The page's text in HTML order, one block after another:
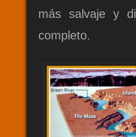
más salvaje y
completo.